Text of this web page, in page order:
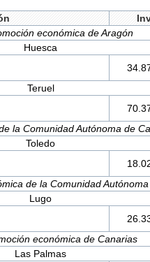
económica de Aragón
Huesca
Teruel
la Comunidad Autónoma de
Toledo
de la Comunidad
Lugo
económica de Canarias
Las Palmas